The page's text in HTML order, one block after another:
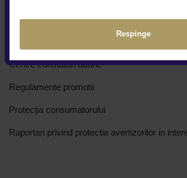
Respinge
Cine suntem
Centre constatări daune
Regulamente promotii
Protecția consumatorului
Raportari privind protectia avertizorilor in